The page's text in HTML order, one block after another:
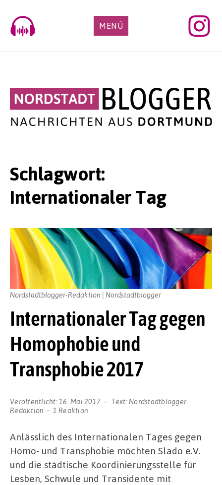
content
MENÜ
Schlagwort:
Internationaler Tag
Internationaler Tag gegen
Homophobie und
Transphobie 2017
Veröffentlicht: 16. Mai 2017 Text: Nordstadtblogger-
Redaktion
1 Reaktion
Nordstadtblogger-Redaktion | Nordstadtblogger
Anlässlich des Internationalen Tages gegen
Homo- und Transphobie möchten Slado e.V.
und die städtische Koordinierungsstelle für
Lesben, Schwule und Transidente mit